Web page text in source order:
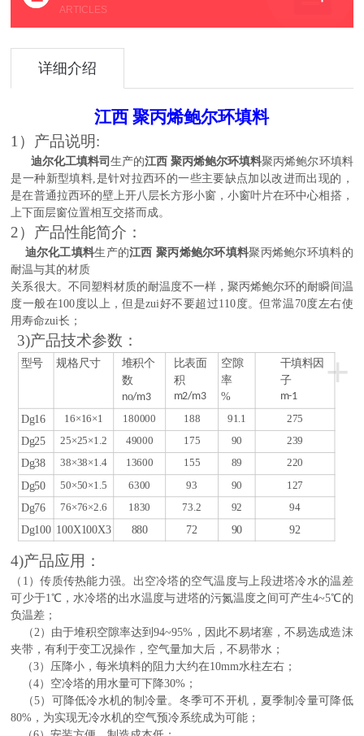
ARTICLES
详细介绍
江西 聚丙烯鲍尔环填料
1）产品说明:
迪尔化工填料司 生产的江西 聚丙烯鲍尔环填料聚丙烯鲍尔环填料
是一种新型填料,是针对拉西环的一些主要缺点加以改进而出现的，
是在普通拉西环的壁上开八层长方形小窗，小窗叶片在环中心相搭，
上下面层窗位置相互交搭而成。
2）产品性能简介：
迪尔化工填料生产的江西 聚丙烯鲍尔环填料聚丙烯鲍尔环填料的
耐温与其的材质
关系很大。不同塑料材质的耐温度不一样，聚丙烯鲍尔环的耐瞬间温
度一般在100度以上，但是zui好不要超过110度。但常温70度左右使
用寿命zui长；
3)产品技术参数：
+
型号 规格尺寸
堆积个
数
no/m3
比表面
积
m2/m3
空隙
率
%
干填料因
子
m-1
Dg16 16×16×1 180000 188 91.1
275
Dg25
25×25×1.2 49000 175 90
239
Dg38
38×38×1.4 13600 155 89
220
Dg50
50×50×1.5 6300 93 90
127
Dg76
76×76×2.6 1830 73.2 92 94
Dg100 100X100X3 880 72 90 92
4)产品应用：
（1）传质传热能力强。出空冷塔的空气温度与上段进塔冷水的温差
可少于1℃，水冷塔的出水温度与进塔的污氮温度之间可产生4~5℃的
负温差；
（2）由于堆积空隙率达到94~95%，因此不易堵塞，不易选成造沫
夹带，有利于变工况操作，空气量加大后，不易带水；
（3）压降小，每米填料的阻力大约在10mm水柱左右；
（4）空冷塔的用水量可下降30%；
（5）可降低冷水机的制冷量。冬季可不开机，夏季制冷量可降低
80%，为实现无冷水机的空气预冷系统成为可能；